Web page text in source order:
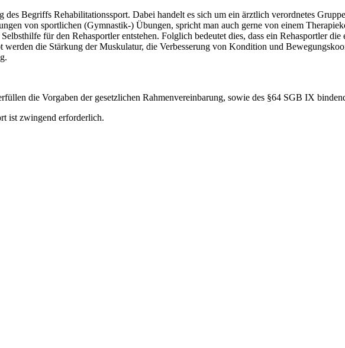
des Begriffs Rehabilitationssport. Dabei handelt es sich um ein ärztlich verordnetes
von sportlichen (Gymnastik-) Übungen, spricht man auch gerne von einem
für den Rehasportler entstehen. Folglich bedeutet dies, dass ein Rehasportler
werden die Stärkung der Muskulatur, die Verbesserung von Kondition und
die Vorgaben der gesetzlichen Rahmenvereinbarung, sowie des §64 SGB IX
ist zwingend erforderlich.